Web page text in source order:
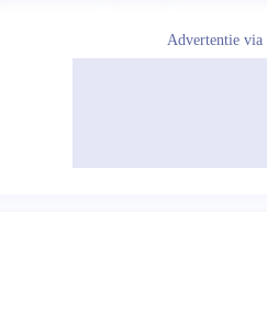
Advertentie via